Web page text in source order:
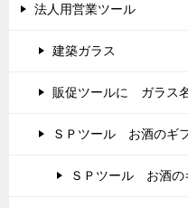
法人用営業ツール
建築ガラス
販促ツールに ガラス
ＳＰツール お酒のギ
ＳＰツール お酒